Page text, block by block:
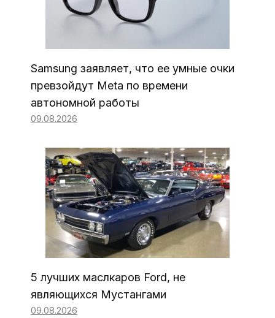
Samsung заявляет, что ее умные очки
превзойдут Meta по времени
автономной работы
09.08.2026
5 лучших маслкаров Ford, не
являющихся Мустангами
09.08.2026